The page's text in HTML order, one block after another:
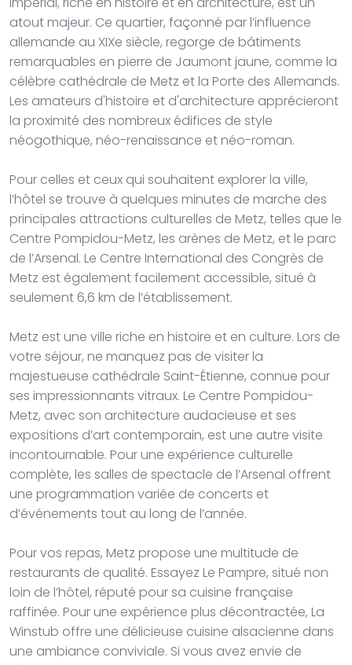
atout majeur. Ce quartier, façonné par l’influence
allemande au XIXe siècle, regorge de bâtiments
remarquables en pierre de Jaumont jaune, comme la
célèbre cathédrale de Metz et la Porte des Allemands.
Les amateurs d'histoire et d'architecture apprécieront
la proximité des nombreux édifices de style
néogothique, néo-renaissance et néo-roman.
Pour celles et ceux qui souhaitent explorer la ville,
l’hôtel se trouve à quelques minutes de marche des
principales attractions culturelles de Metz, telles que le
Centre Pompidou-Metz, les arènes de Metz, et le parc
de l’Arsenal. Le Centre International des Congrès de
Metz est également facilement accessible, situé à
seulement 6,6 km de l’établissement.
Metz est une ville riche en histoire et en culture. Lors de
votre séjour, ne manquez pas de visiter la
majestueuse cathédrale Saint-Étienne, connue pour
ses impressionnants vitraux. Le Centre Pompidou-
Metz, avec son architecture audacieuse et ses
expositions d’art contemporain, est une autre visite
incontournable. Pour une expérience culturelle
complète, les salles de spectacle de l’Arsenal offrent
une programmation variée de concerts et
d’événements tout au long de l’année.
Pour vos repas, Metz propose une multitude de
restaurants de qualité. Essayez Le Pampre, situé non
loin de l’hôtel, réputé pour sa cuisine française
raffinée. Pour une expérience plus décontractée, La
Winstub offre une délicieuse cuisine alsacienne dans
une ambiance conviviale. Si vous avez envie de